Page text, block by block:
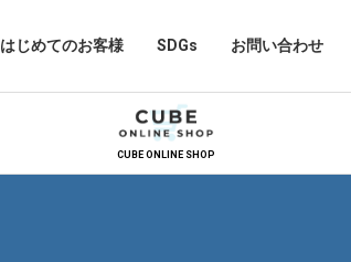
はじめてのお客様 SDGs お問い合わせ
CUBE ONLINE SHOP